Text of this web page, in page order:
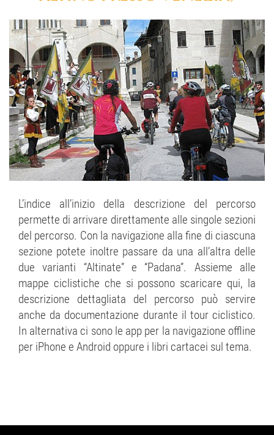
L’indice all’inizio della descrizione del percorso
permette di arrivare direttamente alle singole sezioni
del percorso. Con la navigazione alla fine di ciascuna
sezione potete inoltre passare da una all’altra delle
due varianti “Altinate” e “Padana”. Assieme alle
mappe ciclistiche che si possono scaricare qui, la
descrizione dettagliata del percorso può servire
anche da documentazione durante il tour ciclistico.
In alternativa ci sono le app per la navigazione offline
per iPhone e Android oppure i libri cartacei sul tema.